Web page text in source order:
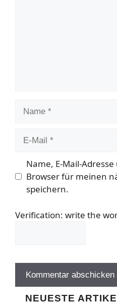
Name, E-Mail-
Browser für meinen
speichern.
Verification: write the
NEUESTE